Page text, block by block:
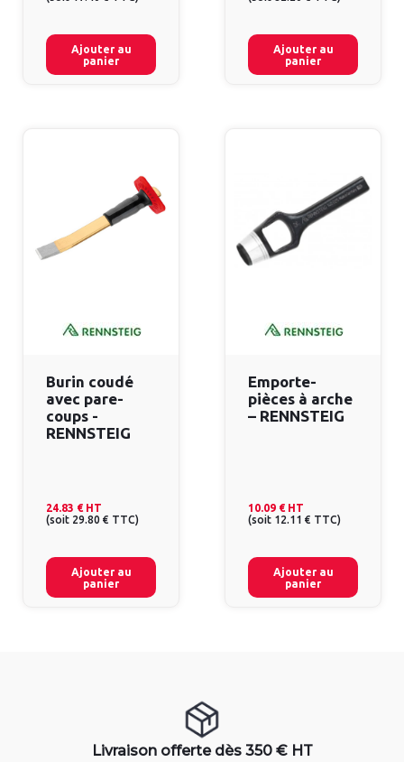
Ajouter au
panier
Ajouter au
panier
Burin coudé
avec pare-
coups -
RENNSTEIG
24.83 € HT
(soit 29.80 € TTC)
Ajouter au
panier
Emporte-
pièces à arche
– RENNSTEIG
10.09 € HT
(soit 12.11 € TTC)
Ajouter au
panier
Livraison offerte dès 350 € HT